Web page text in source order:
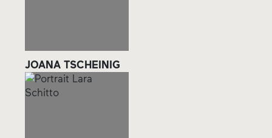
JOANA TSCHEINIG